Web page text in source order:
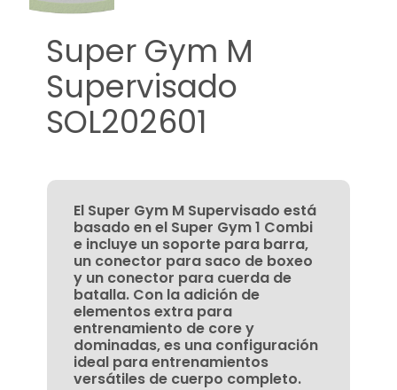
Super Gym M
Supervisado
SOL202601
El Super Gym M Supervisado está
basado en el Super Gym 1 Combi
e incluye un soporte para barra,
un conector para saco de boxeo
y un conector para cuerda de
batalla. Con la adición de
elementos extra para
entrenamiento de core y
dominadas, es una configuración
ideal para entrenamientos
versátiles de cuerpo completo.